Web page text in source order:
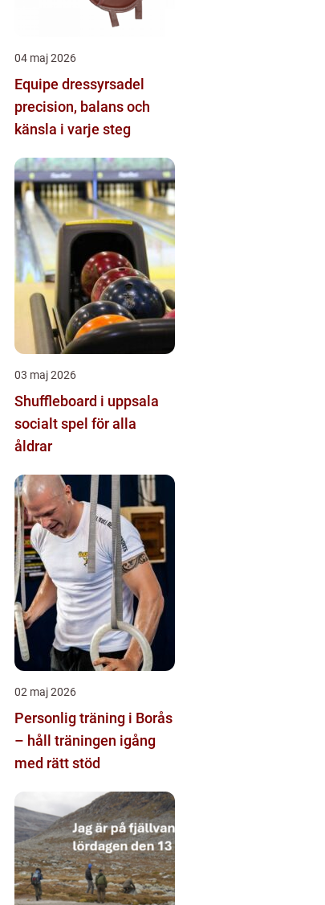
04 maj 2026
Equipe dressyrsadel
precision, balans och
känsla i varje steg
03 maj 2026
Shuffleboard i uppsala
socialt spel för alla
åldrar
02 maj 2026
Personlig träning i Borås
– håll träningen igång
med rätt stöd